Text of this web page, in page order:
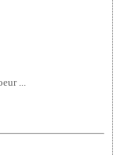
...